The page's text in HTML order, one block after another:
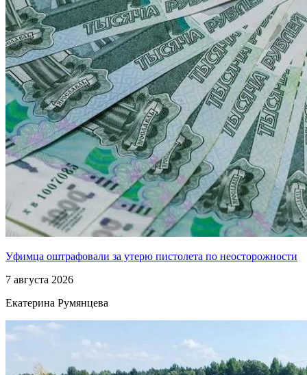
Уфимца оштрафовали за утерю пистолета по неосторожности
7 августа 2026
Екатерина Румянцева